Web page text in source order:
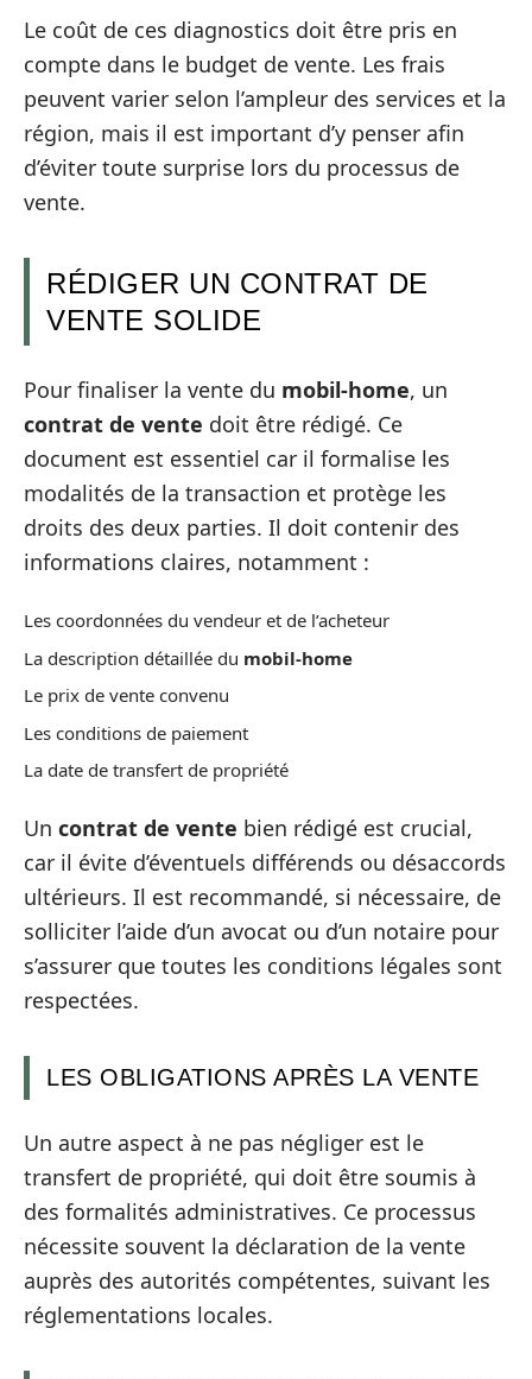
Le coût de ces diagnostics doit être pris en
compte dans le budget de vente. Les frais
peuvent varier selon l’ampleur des services et la
région, mais il est important d’y penser afin
d’éviter toute surprise lors du processus de
vente.
RÉDIGER UN CONTRAT DE
VENTE SOLIDE
Pour finaliser la vente du mobil-home, un
contrat de vente doit être rédigé. Ce
document est essentiel car il formalise les
modalités de la transaction et protège les
droits des deux parties. Il doit contenir des
informations claires, notamment :
Les coordonnées du vendeur et de l’acheteur
La description détaillée du mobil-home
Le prix de vente convenu
Les conditions de paiement
La date de transfert de propriété
Un contrat de vente bien rédigé est crucial,
car il évite d’éventuels différends ou désaccords
ultérieurs. Il est recommandé, si nécessaire, de
solliciter l’aide d’un avocat ou d’un notaire pour
s’assurer que toutes les conditions légales sont
respectées.
LES OBLIGATIONS APRÈS LA VENTE
Un autre aspect à ne pas négliger est le
transfert de propriété, qui doit être soumis à
des formalités administratives. Ce processus
nécessite souvent la déclaration de la vente
auprès des autorités compétentes, suivant les
réglementations locales.